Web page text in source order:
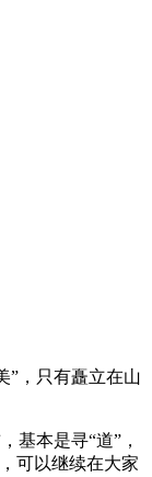
”，只有矗立在山
基本是寻“道”，
可以继续在大家